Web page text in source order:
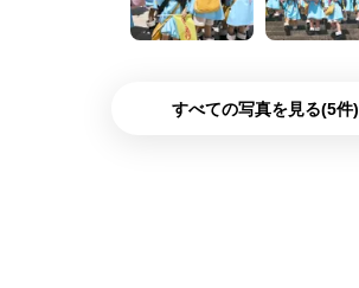
すべての写真を見る(5件)